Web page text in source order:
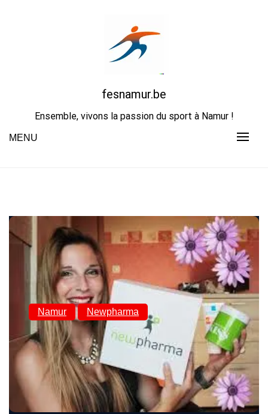
fesnamur.be
Ensemble, vivons la passion du sport à Namur !
MENU
Namur Newpharma
Newpharma Namur :
Votre Destination